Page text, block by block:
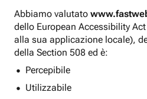
Abbiamo valutato
dello European Accessibility
alla sua applicazione locale),
della Section 508 ed è:
Percepibile
Utilizzabile